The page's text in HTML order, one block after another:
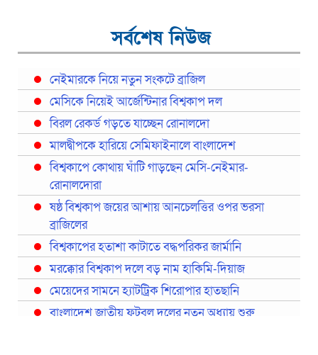
সর্বশেষ নিউজ
নেইমারকে নিয়ে নতুন সংকটে ব্রাজিল
মেসিকে নিয়েই আর্জেন্টিনার বিশ্বকাপ দল
বিরল রেকর্ড গড়তে যাচ্ছেন রোনালদো
মালদ্বীপকে হারিয়ে সেমিফাইনালে বাংলাদেশ
বিশ্বকাপে কোথায় ঘাঁটি গাড়ছেন মেসি-নেইমার-
রোনালদোরা
ষষ্ঠ বিশ্বকাপ জয়ের আশায় আনচেলত্তির ওপর ভরসা
ব্রাজিলের
বিশ্বকাপের হতাশা কাটাতে বদ্ধপরিকর জার্মানি
মরক্কোর বিশ্বকাপ দলে বড় নাম হাকিমি-দিয়াজ
মেয়েদের সামনে হ্যাটট্রিক শিরোপার হাতছানি
বাংলাদেশ জাতীয় ফুটবল দলের নতুন অধ্যায় শুরু